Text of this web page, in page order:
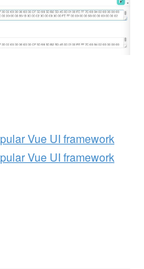
Vue UI framework
Vue UI framework